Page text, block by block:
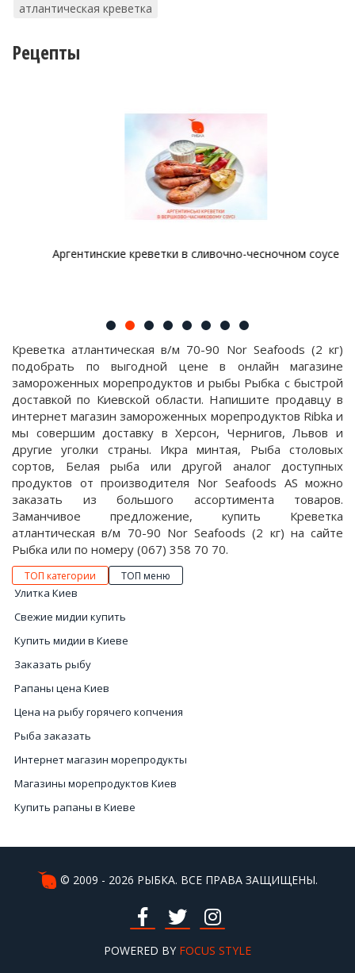
атлантическая креветка
Рецепты
Аргентинские креветки в сливочно-чесночном соусе
Креветка атлантическая в/м 70-90 Nor Seafoods (2 кг)
подобрать по выгодной цене в онлайн магазине
замороженных морепродуктов и рыбы Рыбка с быстрой
доставкой по Киевской области. Напишите продавцу в
интернет магазин замороженных морепродуктов Ribka и
мы совершим доставку в Херсон, Чернигов, Львов и
другие уголки страны. Икра минтая, Рыба столовых
сортов, Белая рыба или другой аналог доступных
продуктов от производителя Nor Seafoods AS можно
заказать из большого ассортимента товаров.
Заманчивое предложение, купить Креветка
атлантическая в/м 70-90 Nor Seafoods (2 кг) на сайте
Рыбка или по номеру (067) 358 70 70.
ТОП категории ТОП меню
Улитка Киев
Свежие мидии купить
Купить мидии в Киеве
Заказать рыбу
Рапаны цена Киев
Цена на рыбу горячего копчения
Рыба заказать
Интернет магазин морепродукты
Магазины морепродуктов Киев
Купить рапаны в Киеве
Цена креветки
Икра черная купить
© 2009 - 2026 РЫБКА. ВСЕ ПРАВА ЗАЩИЩЕНЫ.
POWERED BY FOCUS STYLE